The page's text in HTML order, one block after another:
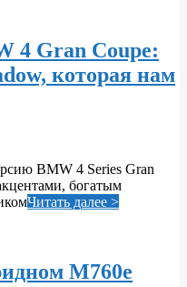
4 Gran Coupe:
которая нам
BMW 4 Series Gran
богатым
Читать далее >
M760e